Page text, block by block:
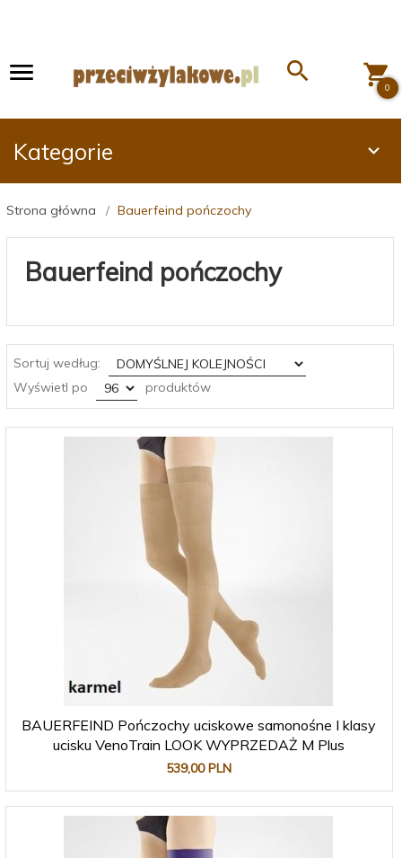
0
Kategorie
Strona główna Bauerfeind pończochy
Bauerfeind pończochy
Sortuj według:
sort
Wyświetl po
pop produktów
BAUERFEIND Pończochy uciskowe samonośne I klasy
ucisku VenoTrain LOOK WYPRZEDAŻ M Plus
539,00 PLN